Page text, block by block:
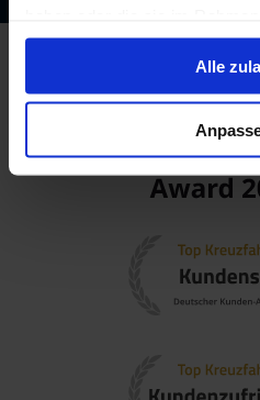
gesammelt haben.
Alle